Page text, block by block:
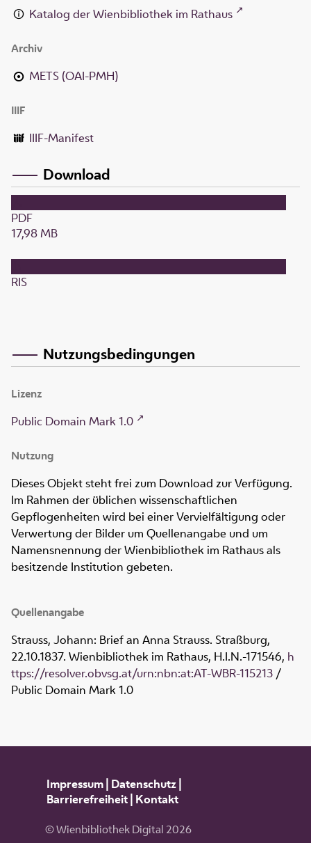
Katalog der Wienbibliothek im Rathaus
Archiv
METS (OAI-PMH)
IIIF
IIIF-Manifest
Download
PDF
17,98 MB
RIS
Nutzungsbedingungen
Lizenz
Public Domain Mark 1.0
Nutzung
Dieses Objekt steht frei zum Download zur Verfügung.
Im Rahmen der üblichen wissenschaftlichen
Gepflogenheiten wird bei einer Vervielfältigung oder
Verwertung der Bilder um Quellenangabe und um
Namensnennung der Wienbibliothek im Rathaus als
besitzende Institution gebeten.
Quellenangabe
Strauss, Johann: Brief an Anna Strauss. Straßburg,
22.10.1837. Wienbibliothek im Rathaus, H.I.N.-171546, h
ttps://resolver.obvsg.at/urn:nbn:at:AT-WBR-115213 /
Public Domain Mark 1.0
Impressum| Datenschutz|
Barrierefreiheit| Kontakt
© Wienbibliothek Digital 2026